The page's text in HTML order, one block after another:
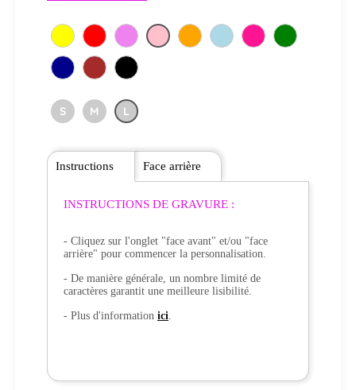
S M L
Instructions
INSTRUCTIONS DE GRAVURE :
- Cliquez sur l'onglet "face avant" et/ou "face
arrière" pour commencer la personnalisation.
- De manière générale, un nombre limité de
caractères garantit une meilleure lisibilité.
- Plus d'information ici.
Face arrière